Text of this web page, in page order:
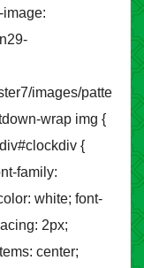
images/patte
wrap img {
{
family:
white; font-
2px;
center;